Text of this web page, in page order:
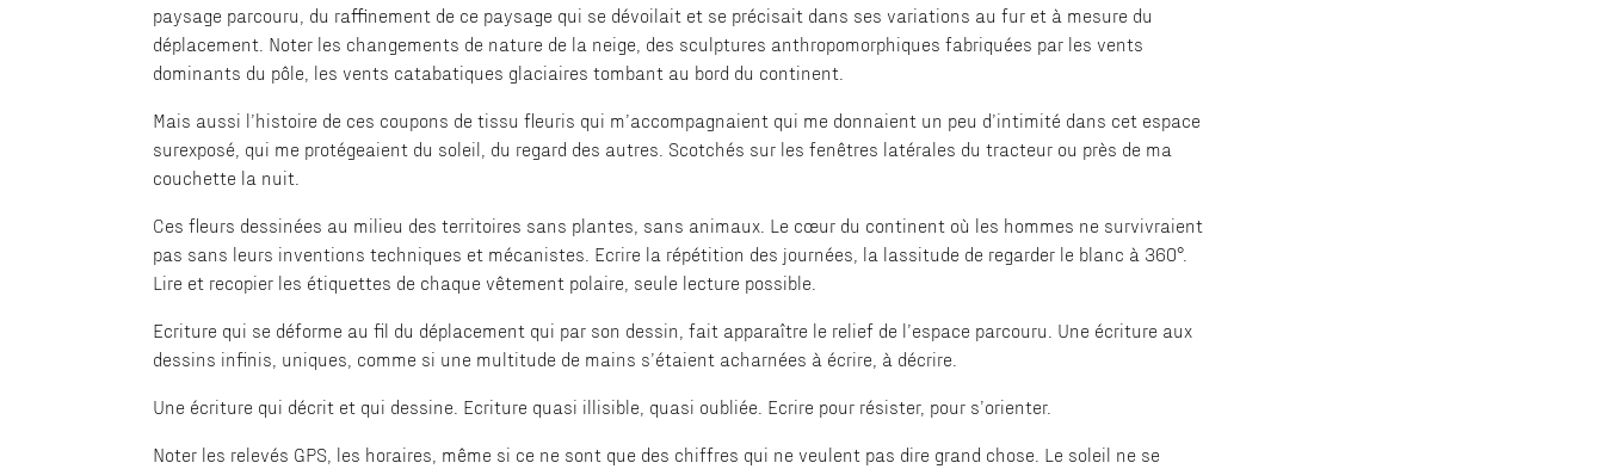
paysage parcouru, du raffinement de ce paysage qui se dévoilait et se précisait dans ses variations au fur et à mesure du
déplacement. Noter les changements de nature de la neige, des sculptures anthropomorphiques fabriquées par les vents
dominants du pôle, les vents catabatiques glaciaires tombant au bord du continent.
Mais aussi l’histoire de ces coupons de tissu fleuris qui m’accompagnaient qui me donnaient un peu d’intimité dans cet espace
surexposé, qui me protégeaient du soleil, du regard des autres. Scotchés sur les fenêtres latérales du tracteur ou près de ma
couchette la nuit.
Ces fleurs dessinées au milieu des territoires sans plantes, sans animaux. Le cœur du continent où les hommes ne survivraient
pas sans leurs inventions techniques et mécanistes. Ecrire la répétition des journées, la lassitude de regarder le blanc à 360°.
Lire et recopier les étiquettes de chaque vêtement polaire, seule lecture possible.
Ecriture qui se déforme au fil du déplacement qui par son dessin, fait apparaître le relief de l’espace parcouru. Une écriture aux
dessins infinis, uniques, comme si une multitude de mains s’étaient acharnées à écrire, à décrire.
Une écriture qui décrit et qui dessine. Ecriture quasi illisible, quasi oubliée. Ecrire pour résister, pour s’orienter.
Noter les relevés GPS, les horaires, même si ce ne sont que des chiffres qui ne veulent pas dire grand chose. Le soleil ne se